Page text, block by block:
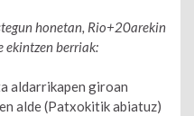
honetan, Rio+20arekin
ekintzen berriak:
aldarrikapen giroan
alde (Patxokitik abiatuz)